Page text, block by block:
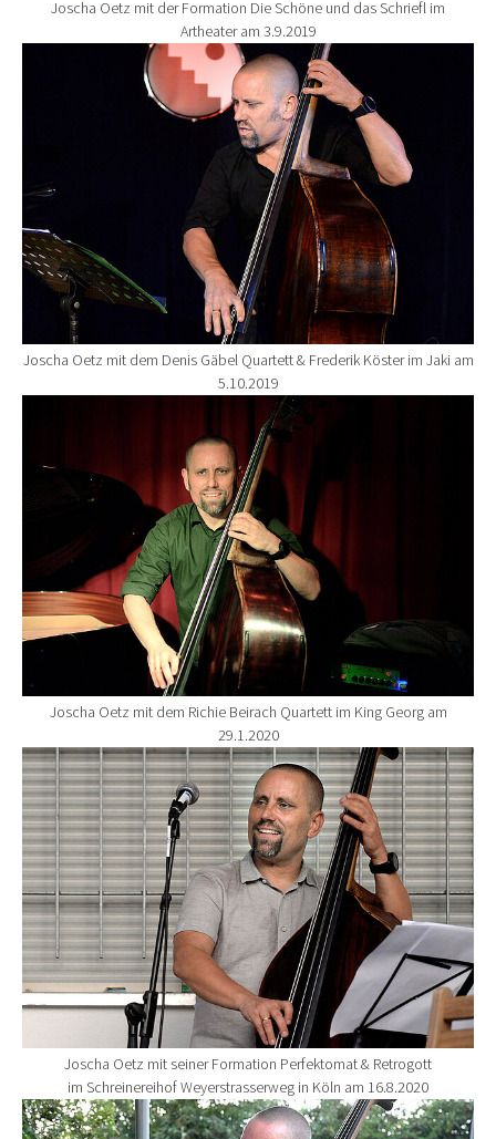
Joscha Oetz mit der Formation Die Schöne und das Schriefl im
Artheater am 3.9.2019
Show larger version for:
Joscha Oetz mit dem Denis Gäbel Quartett & Frederik Köster im Jaki am
5.10.2019
Joscha Oetz mit dem Richie Beirach Quartett im King Georg am
29.1.2020
Show larger version for:
Joscha Oetz mit seiner Formation Perfektomat & Retrogott
im Schreinereihof Weyerstrasserweg in Köln am 16.8.2020
Show larger version for: